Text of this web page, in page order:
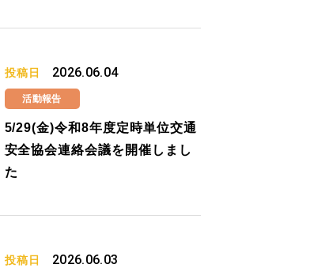
投稿日 2026.06.04
活動報告
5/29(金)令和8年度定時単位交通
安全協会連絡会議を開催しまし
た
投稿日 2026.06.03